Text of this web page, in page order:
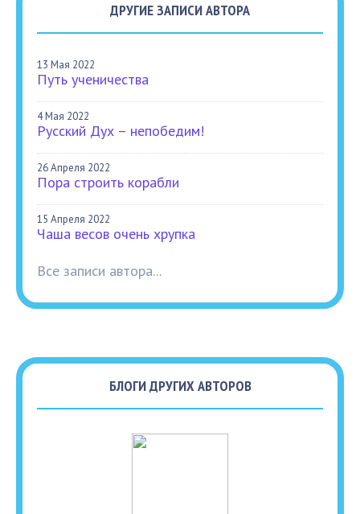
ДРУГИЕ ЗАПИСИ АВТОРА
13 Мая 2022
Путь ученичества
4 Мая 2022
Русский Дух – непобедим!
26 Апреля 2022
Пора строить корабли
15 Апреля 2022
Чаша весов очень хрупка
Все записи автора...
БЛОГИ ДРУГИХ АВТОРОВ